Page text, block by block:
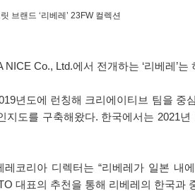
브랜드 ‘리베레’ 23FW 컬렉션
NICE Co., Ltd.에서 전개하는 ‘리베레’
년도에 런칭해 크리에이티브 팀을 중
지도를 구축해왔다. 한국에서는 2021
레코리아 디렉터는 “리베레가 일본 내
대표의 추천을 통해 리베레의 한국과